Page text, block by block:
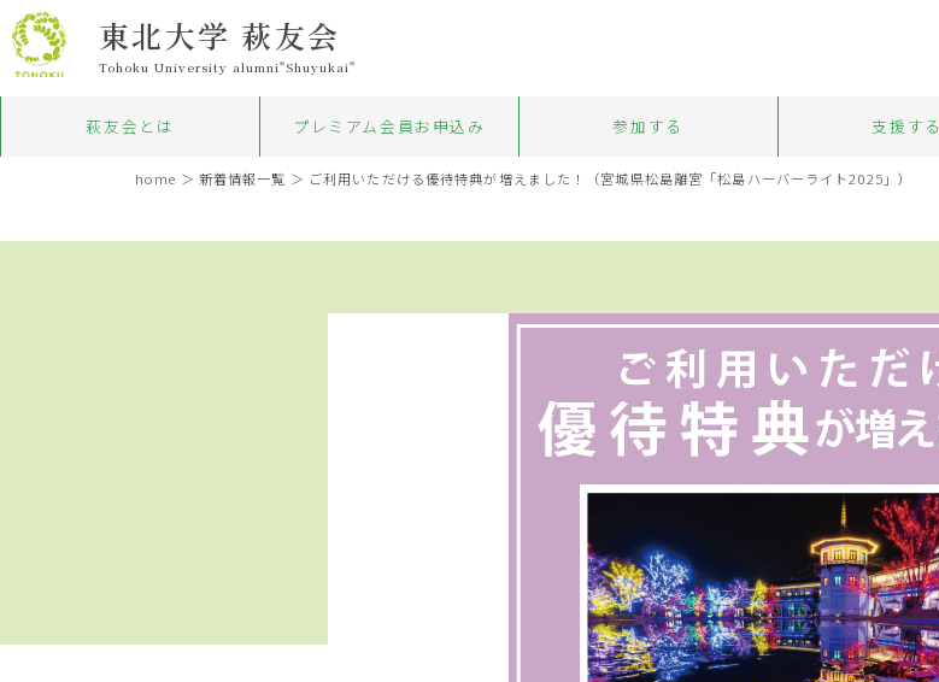
東北大学 萩友会
Tohoku University alumni"Shuyukai"
萩友会とは プレミアム会員お申込み 参加する 支援する
home ＞ 新着情報一覧 ＞ ご利用いただける優待特典が増えました！（宮城県松島離宮「松島ハーバーライト2025」）